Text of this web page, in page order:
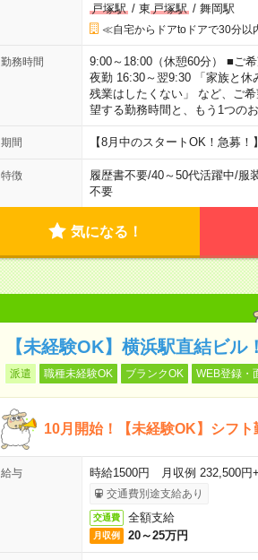
戸塚駅/ 東戸塚駅/ 舞岡駅
≪自宅からドアtoドアで30分以
勤務時間
9:00～18:00（休憩60分） ■ご
夜勤 16:30～翌9:30 「家族と
残業はしたくない」 など、ご
望する勤務時間と、もう1つの
期間 【8月中のスタートOK！急募
特徴 履歴書不要/40～50代活躍中/服
不要
気になる！
【未経験OK】横浜駅直結ビ
派遣 職種未経験OK ブランクOK WEB登録・
10月開始！【未経験OK】シフ
給与 時給1500円 月収例 232,500円
交通費別途支給あり
交通費 全額支給
月収例 20～25万円